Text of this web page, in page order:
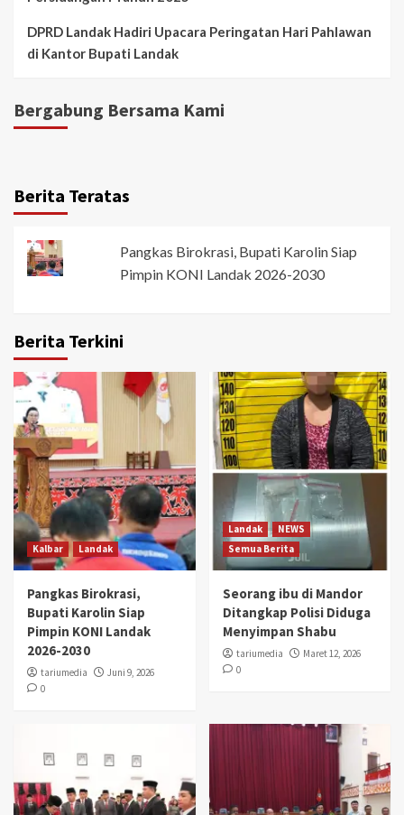
DPRD Landak Hadiri Upacara Peringatan Hari Pahlawan
di Kantor Bupati Landak
Bergabung Bersama Kami
Berita Teratas
Pangkas Birokrasi, Bupati Karolin Siap
Pimpin KONI Landak 2026-2030
Berita Terkini
Kalbar Landak
Pangkas Birokrasi,
Bupati Karolin Siap
Pimpin KONI Landak
2026-2030
tariumedia
Juni 9, 2026
0
Landak
NEWS
Semua Berita
Seorang ibu di Mandor
Ditangkap Polisi Diduga
Menyimpan Shabu
tariumedia
Maret 12, 2026
0